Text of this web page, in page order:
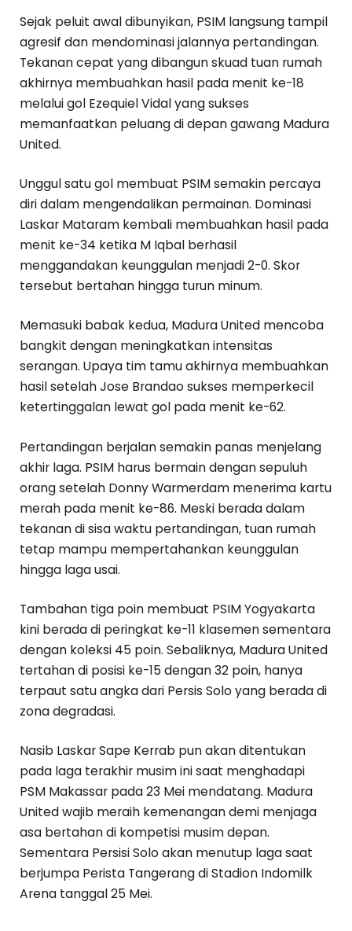
Sejak peluit awal dibunyikan, PSIM langsung tampil
agresif dan mendominasi jalannya pertandingan.
Tekanan cepat yang dibangun skuad tuan rumah
akhirnya membuahkan hasil pada menit ke-18
melalui gol Ezequiel Vidal yang sukses
memanfaatkan peluang di depan gawang Madura
United.
Unggul satu gol membuat PSIM semakin percaya
diri dalam mengendalikan permainan. Dominasi
Laskar Mataram kembali membuahkan hasil pada
menit ke-34 ketika M Iqbal berhasil
menggandakan keunggulan menjadi 2-0. Skor
tersebut bertahan hingga turun minum.
Memasuki babak kedua, Madura United mencoba
bangkit dengan meningkatkan intensitas
serangan. Upaya tim tamu akhirnya membuahkan
hasil setelah Jose Brandao sukses memperkecil
ketertinggalan lewat gol pada menit ke-62.
Pertandingan berjalan semakin panas menjelang
akhir laga. PSIM harus bermain dengan sepuluh
orang setelah Donny Warmerdam menerima kartu
merah pada menit ke-86. Meski berada dalam
tekanan di sisa waktu pertandingan, tuan rumah
tetap mampu mempertahankan keunggulan
hingga laga usai.
Tambahan tiga poin membuat PSIM Yogyakarta
kini berada di peringkat ke-11 klasemen sementara
dengan koleksi 45 poin. Sebaliknya, Madura United
tertahan di posisi ke-15 dengan 32 poin, hanya
terpaut satu angka dari Persis Solo yang berada di
zona degradasi.
Nasib Laskar Sape Kerrab pun akan ditentukan
pada laga terakhir musim ini saat menghadapi
PSM Makassar pada 23 Mei mendatang. Madura
United wajib meraih kemenangan demi menjaga
asa bertahan di kompetisi musim depan.
Sementara Persisi Solo akan menutup laga saat
berjumpa Perista Tangerang di Stadion Indomilk
Arena tanggal 25 Mei.